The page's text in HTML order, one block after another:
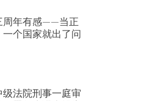
周年有感——当正
个国家就出了问
法院刑事一庭审